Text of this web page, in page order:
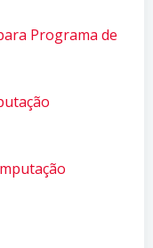
Programa de